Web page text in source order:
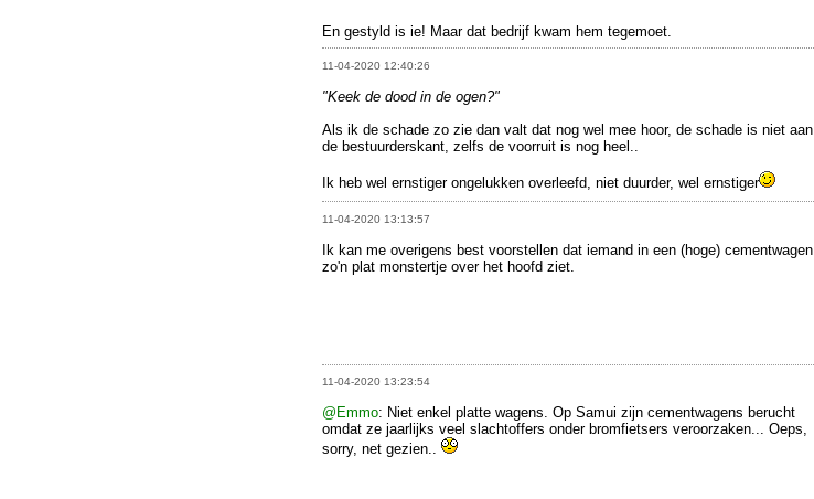
En gestyld is ie! Maar dat bedrijf kwam hem tegemoet.
11-04-2020 12:40:26
"Keek de dood in de ogen?"
Als ik de schade zo zie dan valt dat nog wel mee hoor, de schade is niet aan
de bestuurderskant, zelfs de voorruit is nog heel..
Ik heb wel ernstiger ongelukken overleefd, niet duurder, wel ernstiger
11-04-2020 13:13:57
Ik kan me overigens best voorstellen dat iemand in een (hoge) cementwagen
zo'n plat monstertje over het hoofd ziet.
11-04-2020 13:23:54
@Emmo: Niet enkel platte wagens. Op Samui zijn cementwagens berucht
omdat ze jaarlijks veel slachtoffers onder bromfietsers veroorzaken... Oeps,
sorry, net gezien..